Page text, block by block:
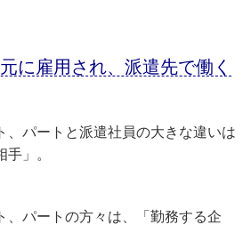
に雇用され、派遣先で働く
、パートと派遣社員の大きな違いは
手」。
パートの方々は、
「勤務する企